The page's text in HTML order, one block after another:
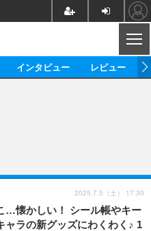
グッズ
ビジネス
アーティスト
実写
インタビュー レビュー
…懐かしい！ シール帳やキー
ャラの新グッズにわくわく♪ 1
2025.7.5（土） 17:30